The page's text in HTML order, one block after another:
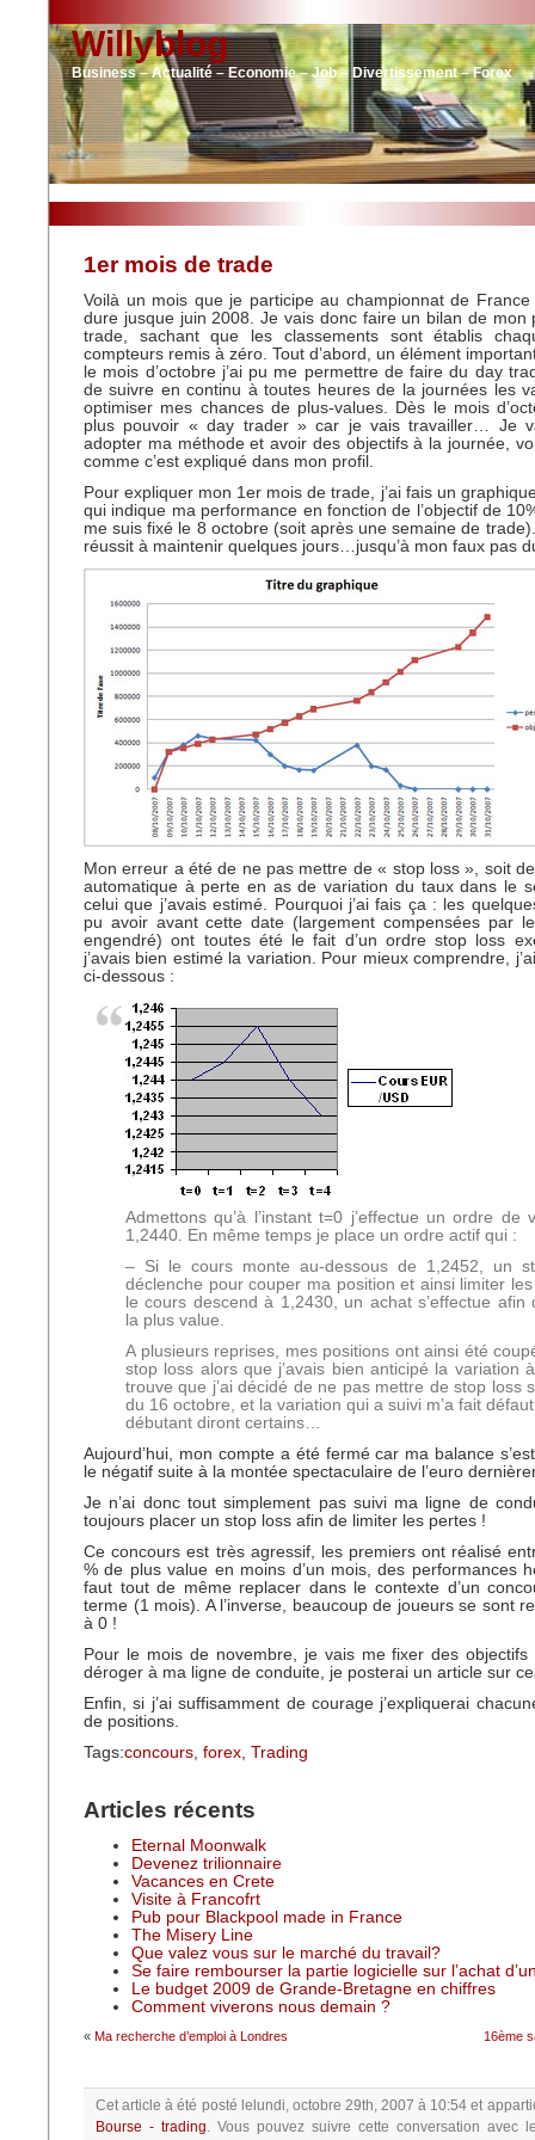
Willyblog
Business – Actualité – Economie – Job – Divertissement – Forex
1er mois de trade
Voilà un mois que je participe au championnat de
dure jusque juin 2008. Je vais donc faire un bilan de mon
trade, sachant que les classements sont établis
compteurs remis à zéro. Tout d’abord, un élément
le mois d’octobre j’ai pu me permettre de faire du day
de suivre en continu à toutes heures de la journées les
optimiser mes chances de plus-values. Dès le mois
plus pouvoir « day trader » car je vais travailler… Je
adopter ma méthode et avoir des objectifs à la journée,
comme c’est expliqué dans mon profil.
Pour expliquer mon 1er mois de trade, j’ai fais un
qui indique ma performance en fonction de l’objectif de
me suis fixé le 8 octobre (soit après une semaine de
réussit à maintenir quelques jours…jusqu’à mon faux pas
Mon erreur a été de ne pas mettre de « stop loss », soit
automatique à perte en as de variation du taux dans le
celui que j’avais estimé. Pourquoi j’ai fais ça : les
pu avoir avant cette date (largement compensées par
engendré) ont toutes été le fait d’un ordre stop loss
j’avais bien estimé la variation. Pour mieux comprendre,
ci-dessous :
Admettons qu’à l’instant t=0 j’effectue un ordre de
1,2440. En même temps je place un ordre actif qui :
– Si le cours monte au-dessous de 1,2452, un
déclenche pour couper ma position et ainsi limiter
le cours descend à 1,2430, un achat s’effectue afin
la plus value.
A plusieurs reprises, mes positions ont ainsi été
stop loss alors que j’avais bien anticipé la variation
trouve que j’ai décidé de ne pas mettre de stop loss
du 16 octobre, et la variation qui a suivi m’a fait
débutant diront certains…
Aujourd’hui, mon compte a été fermé car ma balance
le négatif suite à la montée spectaculaire de l’euro
Je n’ai donc tout simplement pas suivi ma ligne de
toujours placer un stop loss afin de limiter les pertes !
Ce concours est très agressif, les premiers ont réalisé
% de plus value en moins d’un mois, des performances
faut tout de même replacer dans le contexte d’un
terme (1 mois). A l’inverse, beaucoup de joueurs se sont
à 0 !
Pour le mois de novembre, je vais me fixer des
déroger à ma ligne de conduite, je posterai un article sur
Enfin, si j’ai suffisamment de courage j’expliquerai
de positions.
Tags:concours, forex, Trading
Articles récents
Eternal Moonwalk
Devenez trilionnaire
Vacances en Crete
Visite à Francofrt
Pub pour Blackpool made in France
The Misery Line
Que valez vous sur le marché du travail?
Se faire rembourser la partie logicielle sur l’achat
Le budget 2009 de Grande-Bretagne en chiffres
Comment viverons nous demain ?
« Ma recherche d’emploi à Londres 16ème
Cet article à été posté lelundi, octobre 29th, 2007 à 10:54et
Bourse - trading. Vous pouvez suivre cette conversation avec